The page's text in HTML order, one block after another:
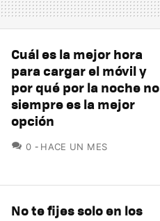
Cuál es la mejor hora
para cargar el móvil y
por qué por la noche no
siempre es la mejor
opción
0 COMENTARIOS
HACE UN MES
No te fijes solo en los